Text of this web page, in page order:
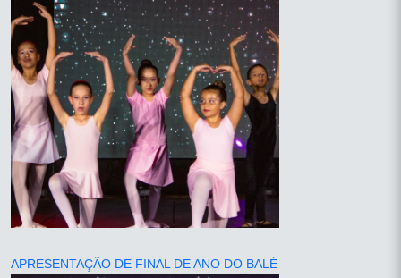
APRESENTAÇÃO DE FINAL DE ANO DO BALÉ